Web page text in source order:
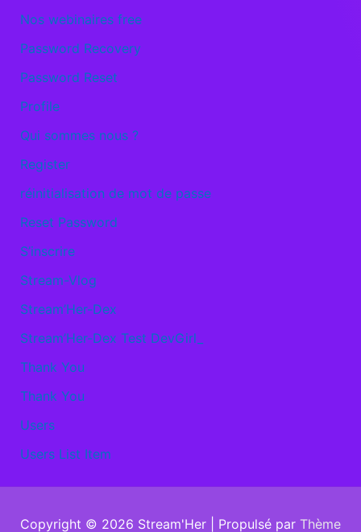
Nos webinaires free
Password Recovery
Password Reset
Profile
Qui sommes nous ?
Register
réinitialisation de mot de passe
Reset Password
S’inscrire
Stream-Vlog
Stream’Her-Dex
Stream’Her-Dex Test DevGirl_
Thank You
Thank You
Users
Users List Item
Copyright © 2026 Stream'Her | Propulsé par Thème